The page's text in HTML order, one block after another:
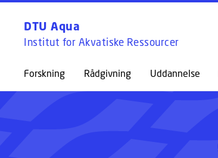
DTU Aqua
Institut for Akvatiske Ressourcer
Forskning Rådgivning Uddannelse